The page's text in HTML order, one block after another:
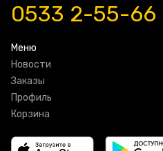
0533 2-55-66
Меню
Новости
Заказы
Профиль
Корзина